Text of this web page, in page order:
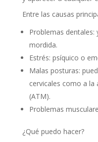
Entre las causas
Problemas dentales:
mordida.
Estrés: psíquico o
Malas posturas:
cervicales como a
(ATM).
Problemas
¿Qué puedo hacer?